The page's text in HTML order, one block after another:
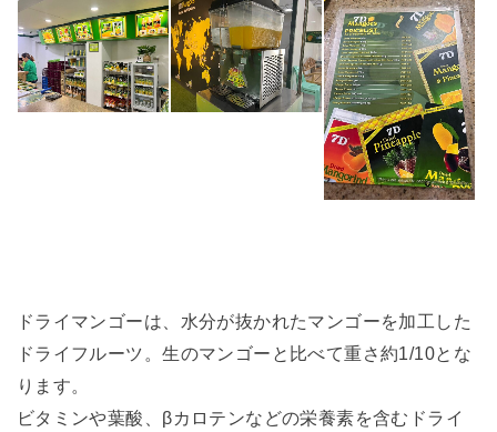
ドライマンゴーは、水分が抜かれたマンゴーを加工した
ドライフルーツ。生のマンゴーと比べて重さ約1/10とな
ります。
ビタミンや葉酸、βカロテンなどの栄養素を含むドライ